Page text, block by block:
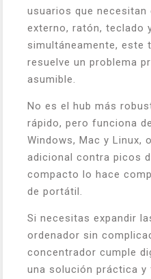
usuarios que
externo, ratón, teclado
simultáneamente, este
resuelve un problema
asumible.
No es el hub más
rápido, pero funciona
Windows, Mac y Linux,
adicional contra picos
compacto lo hace
de portátil.
Si necesitas expandir
ordenador sin
concentrador cumple
una solución práctica y